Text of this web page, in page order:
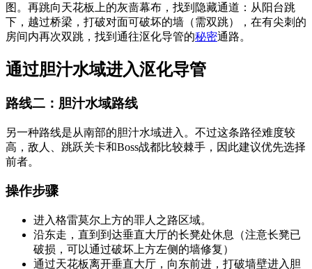
图。再跳向天花板上的灰啬幕布，找到隐藏通道：从阳台跳
下，越过桥梁，打破对面可破坏的墙（需双跳），在有尖刺的
房间内再次双跳，找到通往沤化导管的秘密通路。
通过胆汁水域进入沤化导管
路线二：胆汁水域路线
另一种路线是从南部的胆汁水域进入。不过这条路径难度较
高，敌人、跳跃关卡和Boss战都比较棘手，因此建议优先选择
前者。
操作步骤
进入格雷莫尔上方的罪人之路区域。
沿东走，直到到达垂直大厅的长凳处休息（注意长凳已
破损，可以通过破坏上方左侧的墙修复）
通过天花板离开垂直大厅，向东前进，打破墙壁进入胆